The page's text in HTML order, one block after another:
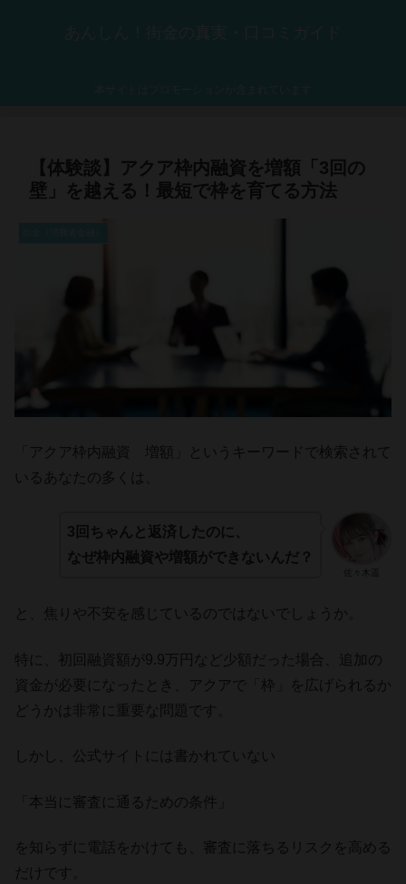
【体験談】アクア枠内融資を増額「3回の
壁」を越える！最短で枠を育てる方法
「アクア枠内融資 増額」というキーワードで検索されて
いるあなたの多くは、
佐々木遥
3回ちゃんと返済したのに、
なぜ枠内融資や増額ができないんだ？
と、焦りや不安を感じているのではないでしょうか。
特に、初回融資額が9.9万円など少額だった場合、追加の
資金が必要になったとき、アクアで「枠」を広げられるか
どうかは非常に重要な問題です。
しかし、公式サイトには書かれていない
「本当に審査に通るための条件」
を知らずに電話をかけても、審査に落ちるリスクを高める
だけです。